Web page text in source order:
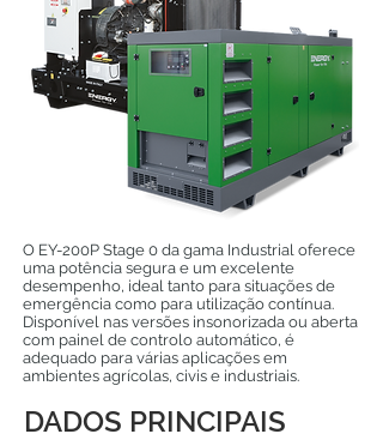
O EY-200P Stage 0 da gama Industrial oferece
uma potência segura e um excelente
desempenho, ideal tanto para situações de
emergência como para utilização contínua.
Disponível nas versões insonorizada ou aberta
com painel de controlo automático, é
adequado para várias aplicações em
ambientes agrícolas, civis e industriais.
DADOS PRINCIPAIS